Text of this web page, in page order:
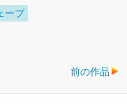
ーブ
前の作品